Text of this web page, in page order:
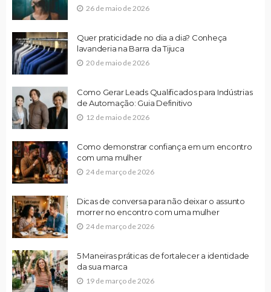
26 de maio de 2026
Quer praticidade no dia a dia? Conheça
lavanderia na Barra da Tijuca
20 de maio de 2026
Como Gerar Leads Qualificados para Indústrias
de Automação: Guia Definitivo
12 de maio de 2026
Como demonstrar confiança em um encontro
com uma mulher
24 de março de 2026
Dicas de conversa para não deixar o assunto
morrer no encontro com uma mulher
24 de março de 2026
5 Maneiras práticas de fortalecer a identidade
da sua marca
19 de março de 2026